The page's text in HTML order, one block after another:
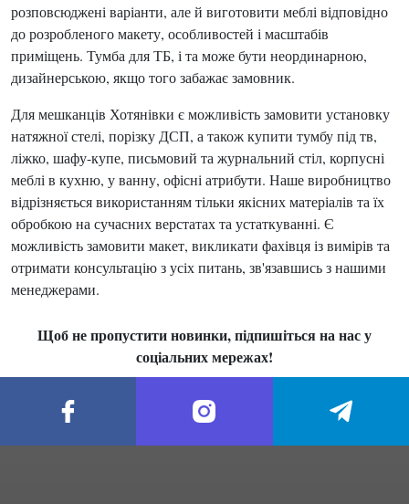
розповсюджені варіанти, але й виготовити меблі відповідно
до розробленого макету, особливостей і масштабів
приміщень. Тумба для ТБ, і та може бути неординарною,
дизайнерською, якщо того забажає замовник.
Для мешканців Хотянівки є можливість замовити установку
натяжної стелі, порізку ДСП, а також купити тумбу під тв,
ліжко, шафу-купе, письмовий та журнальний стіл, корпусні
меблі в кухню, у ванну, офісні атрибути. Наше виробництво
відрізняється використанням тільки якісних матеріалів та їх
обробкою на сучасних верстатах та устаткуванні. Є
можливість замовити макет, викликати фахівця із вимірів та
отримати консультацію з усіх питань, зв'язавшись з нашими
менеджерами.
Щоб не пропустити новинки, підпишіться на нас у
соціальних мережах!